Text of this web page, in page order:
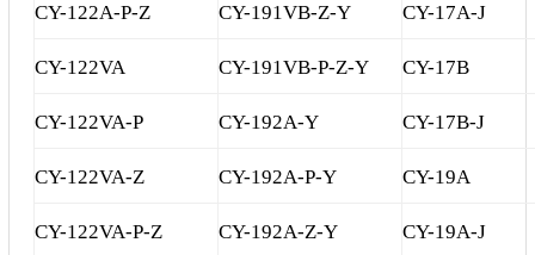
CY-122A-P-Z CY-191VB-Z-Y CY-17A-J
CY-122VA CY-191VB-P-Z-Y CY-17B
CY-122VA-P CY-192A-Y CY-17B-J
CY-122VA-Z CY-192A-P-Y CY-19A
CY-122VA-P-Z CY-192A-Z-Y CY-19A-J
Sửa motor - Quấn motor
Sửa Cân Điện Tử
Lập trình hệ thống Scada